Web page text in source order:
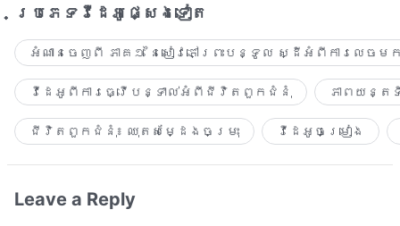
ប្រភេទ​វីដេអូ​ផ្សេង​ទៀត​
អំណានចេញពី ភាគ១ នៃសៀវភៅព្រះបន្ទូល ស្ដីអំពីការលេច
វីដេអូពីការធ្វើបន្ទាល់អំពីជីវិតពួកជំនុំ ភាពយន្
ជីវិតពួកជំនុំ៖ ឈុតសម្ដែងចម្រុះ វីដេអូចម្រៀង​
Leave a Reply